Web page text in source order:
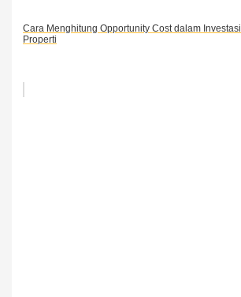
Cara Menghitung Opportunity Cost dalam Investasi
Properti